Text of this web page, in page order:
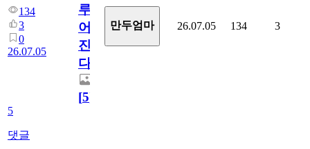
134
3
0
26.07.05
5
댓글
루
어
진
다.
[5]
만두엄마 26.07.05 134 3